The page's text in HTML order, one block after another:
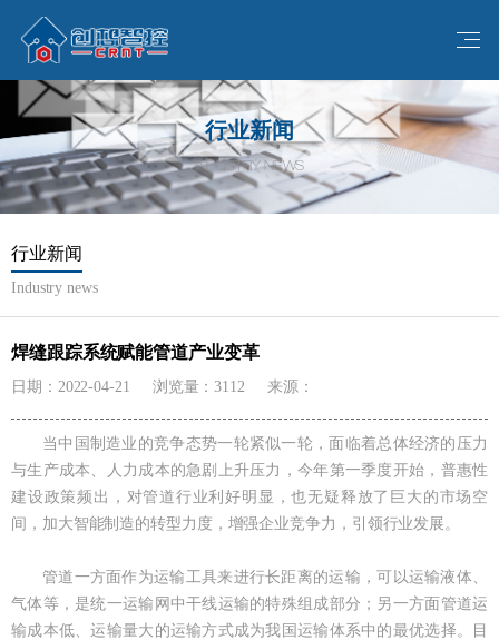
行业新闻
INDUSTRY NEWS
行业新闻
Industry news
焊缝跟踪系统赋能管道产业变革
日期：2022-04-21 浏览量：3112 来源：
当中国制造业的竞争态势一轮紧似一轮，面临着总体经济的压力
与生产成本、人力成本的急剧上升压力，今年第一季度开始，普惠性
建设政策频出，对管道行业利好明显，也无疑释放了巨大的市场空
间，加大智能制造的转型力度，增强企业竞争力，引领行业发展。
管道一方面作为运输工具来进行长距离的运输，可以运输液体、
气体等，是统一运输网中干线运输的特殊组成部分；另一方面管道运
输成本低、运输量大的运输方式成为我国运输体系中的最优选择。目